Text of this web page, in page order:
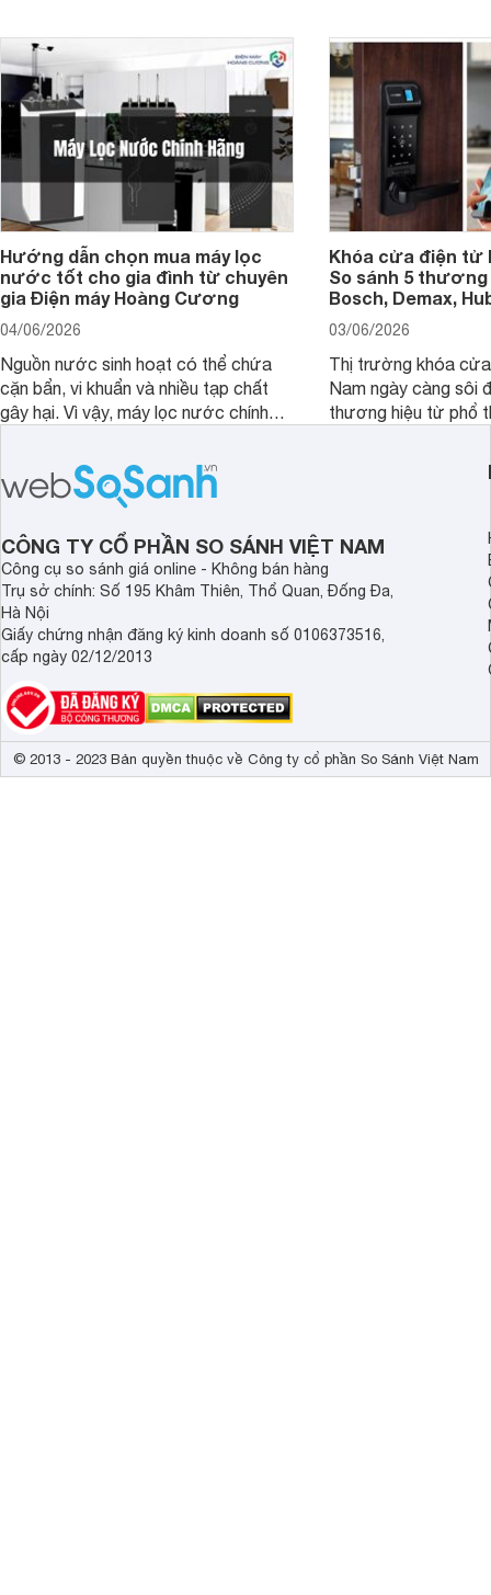
Hướng dẫn chọn mua máy lọc
nước tốt cho gia đình từ chuyên
gia Điện máy Hoàng Cương
04/06/2026
Nguồn nước sinh hoạt có thể chứa
cặn bẩn, vi khuẩn và nhiều tạp chất
gây hại. Vì vậy, máy lọc nước chính
sức khỏe và đảm bảo nguồn nước
sạch cho cả gia đình.
Khóa cửa điện tử
So sánh 5 thương
Bosch, Demax,
03/06/2026
Thị trường khóa
Nam ngày càng sôi
thương hiệu từ phổ
cửa điện tử hãng
sẽ so sánh 5
Demax, Hubert và
CÔNG TY CỔ PHẦN SO SÁNH VIỆT NAM
Công cụ so sánh giá online - Không bán hàng
Trụ sở chính: Số 195 Khâm Thiên, Thổ Quan, Đống Đa,
Hà Nội
Giấy chứng nhận đăng ký kinh doanh số 0106373516,
cấp ngày 02/12/2013
© 2013 - 2023 Bản quyền thuộc về Công ty cổ phần So Sánh Việt Nam